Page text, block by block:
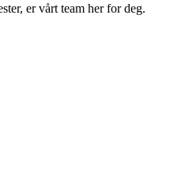
er vårt team her for deg.